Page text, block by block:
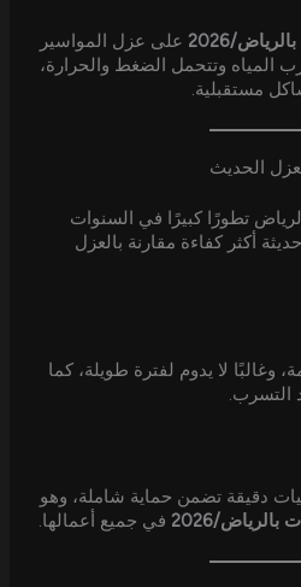
2026
على عزل المواسير
المياه وتتحمل الضغط والحرارة،
مستقبلية.
الحديث
تطورًا كبيرًا في السنوات
أكثر كفاءة مقارنة بالعزل
وغالبًا لا يدوم لفترة طويلة، كما
التسرب.
دقيقة تضمن حماية شاملة، وهو
2026 في جميع أعمالها.